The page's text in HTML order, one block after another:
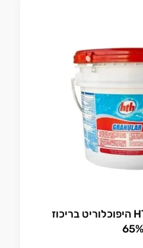
כלור גרגירים HTH היפוכלוריט בריכוז
65%